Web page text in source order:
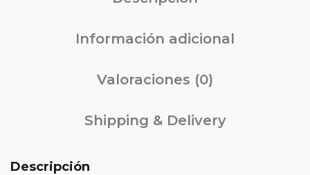
Información adicional
Valoraciones (0)
Shipping & Delivery
Descripción